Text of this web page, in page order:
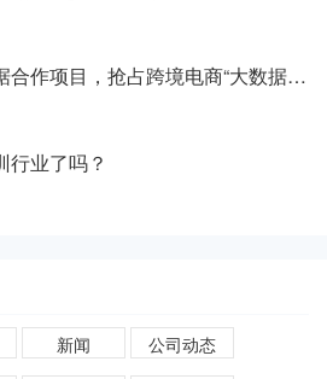
易仓&甲骨文启动大数据合作项目，抢占跨境电商“大数据”时代
行业了吗？
新闻
公司动态